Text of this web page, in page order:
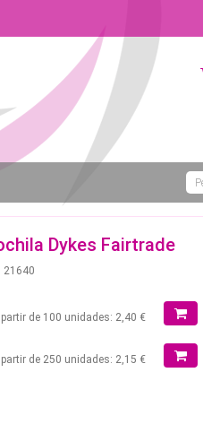
Dykes Fairtrade
21640
partir de 100 unidades: 2,40 €
partir de 250 unidades: 2,15 €